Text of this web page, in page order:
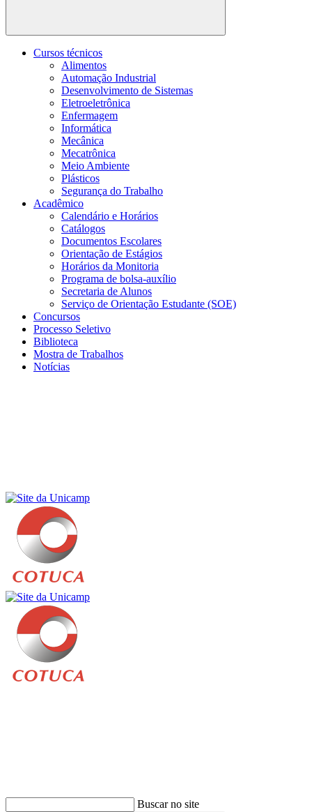
Buscar
Cursos técnicos
Alimentos
Automação Industrial
Desenvolvimento de Sistemas
Eletroeletrônica
Enfermagem
Informática
Mecânica
Mecatrônica
Meio Ambiente
Plásticos
Segurança do Trabalho
Acadêmico
Calendário e Horários
Catálogos
Documentos Escolares
Orientação de Estágios
Horários da Monitoria
Programa de bolsa-auxílio
Secretaria de Alunos
Serviço de Orientação Estudante (SOE)
Concursos
Processo Seletivo
Biblioteca
Mostra de Trabalhos
Notícias
Buscar no site